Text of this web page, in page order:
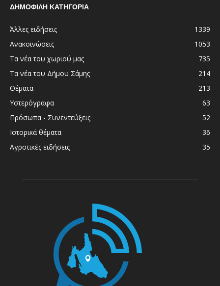
ΔΗΜΟΦΙΛΗ ΚΑΤΗΓΟΡΙΑ
Άλλες ειδήσεις
1339
Ανακοινώσεις
1053
Τα νέα του χωριού μας
735
Τα νέα του Δήμου Σάμης
214
Θέματα
213
Υστερόγραφα
63
Πρόσωπα - Συνεντεύξεις
52
Ιστορικά θέματα
36
Αγροτικές ειδήσεις
35